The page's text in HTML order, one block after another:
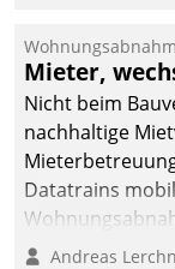
Ressort
künftige
gerüstet.
Mieter,
Nicht beim
nachhaltige
Datatrains
Mieter
Andreas